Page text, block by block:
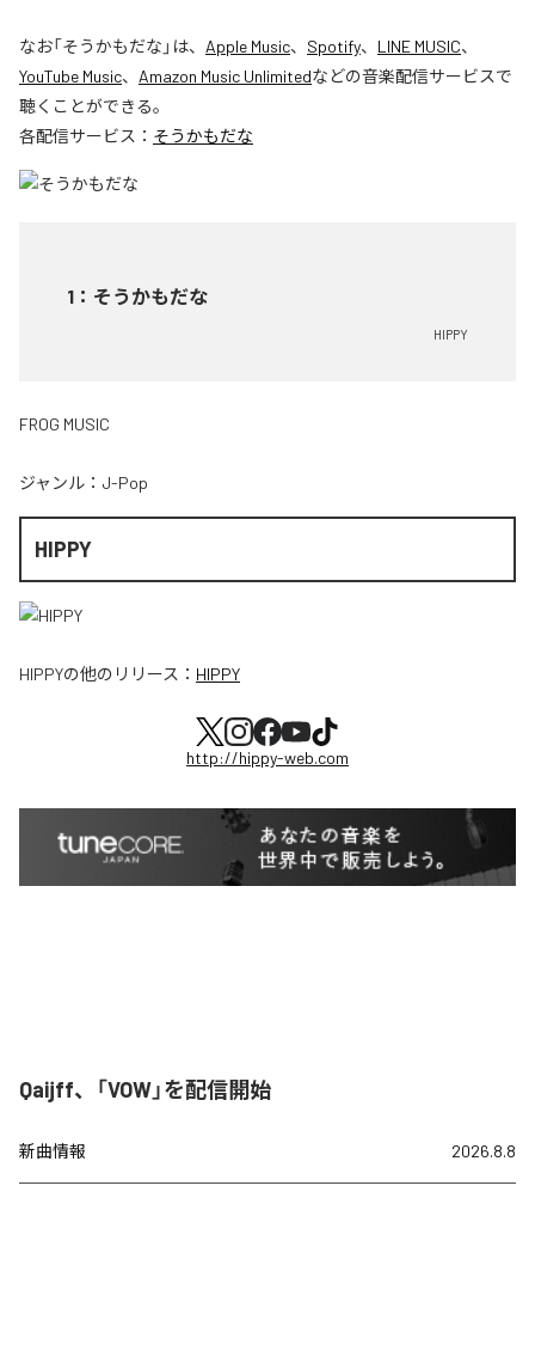
なお「そうかもだな 」は、 Apple Music、 Spotify、 LINE MUSIC、
YouTube Music、 Amazon Music Unlimitedなどの音楽配信サービスで
聴くことができる。
各配信サービス： そうかもだな
1 ： そうかもだな
HIPPY
FROG MUSIC
ジャンル： J-Pop
HIPPY
HIPPYの他のリリース： HIPPY
http://hippy-web.com
Qaijff、「VOW」を配信開始
新曲情報 2026.8.8